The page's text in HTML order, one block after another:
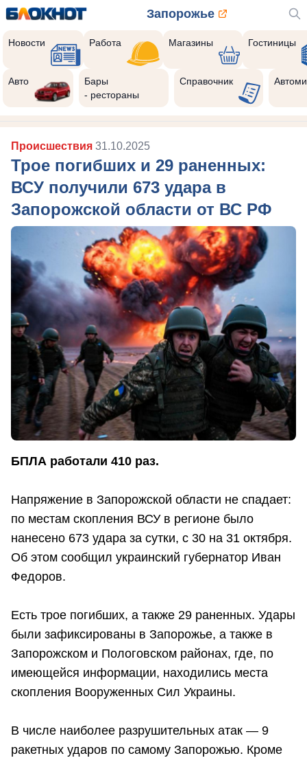
Запорожье
Новости Работа Магазины Гостиницы
Авто
Бары
- рестораны
Справочник
Происшествия 31.10.2025
Трое погибших и 29 раненных:
ВСУ получили 673 удара в
Запорожской области от ВС РФ
БПЛА работали 410 раз.
Напряжение в Запорожской области не спадает:
по местам скопления ВСУ в регионе было
нанесено 673 удара за сутки, с 30 на 31 октября.
Об этом сообщил украинский губернатор Иван
Федоров.
Есть трое погибших, а также 29 раненных. Удары
были зафиксированы в Запорожье, а также в
Запорожском и Пологовском районах, где, по
имеющейся информации, находились места
скопления Вооруженных Сил Украины.
В числе наиболее разрушительных атак — 9
ракетных ударов по самому Запорожью. Кроме